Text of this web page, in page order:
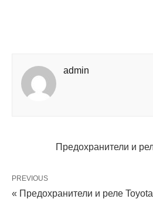
admin
Предохранители и
PREVIOUS
« Предохранители и реле